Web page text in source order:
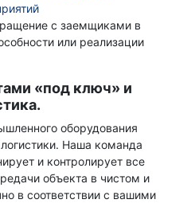
с заемщиками в
или реализации
«под ключ» и
оборудования
Наша команда
и контролирует все
объекта в чистом и
в соответствии с вашими